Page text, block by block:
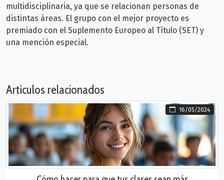
multidisciplinaria, ya que se relacionan personas de
distintas áreas. El grupo con el mejor proyecto es
premiado con el Suplemento Europeo al Título (SET) y
una mención especial.
Artículos relacionados
16/05/2024